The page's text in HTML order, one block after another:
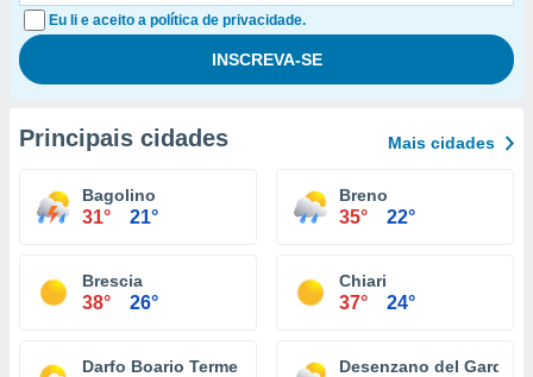
Eu li e aceito a política de privacidade.
Principais cidades Mais cidades
Bagolino
31° 21°
Breno
35° 22°
Brescia
38° 26°
Chiari
37° 24°
Darfo Boario Terme Desenzano del Garda